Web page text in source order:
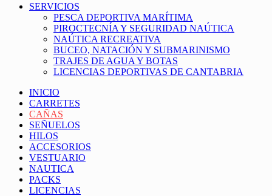
SERVICIOS
PESCA DEPORTIVA MARÍTIMA
PIROCTECNÍA Y SEGURIDAD NAÚTICA
NAÚTICA RECREATIVA
BUCEO, NATACIÓN Y SUBMARINISMO
TRAJES DE AGUA Y BOTAS
LICENCIAS DEPORTIVAS DE CANTABRIA
INICIO
CARRETES
CAÑAS
SEÑUELOS
HILOS
ACCESORIOS
VESTUARIO
NAUTICA
PACKS
LICENCIAS